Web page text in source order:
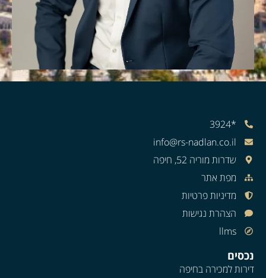
*3924
info@rs-nadlan.co.il
שדרות מוריה 52, חיפה
מפת אתר
מדיניות פרטיות
הצהרת נגישות
llms
נכסים
דירות למכירה בחיפה